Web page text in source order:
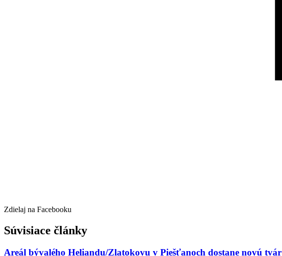
Zdielaj na Facebooku
Súvisiace články
Areál bývalého Heliandu/Zlatokovu v Piešťanoch dostane novú tvár